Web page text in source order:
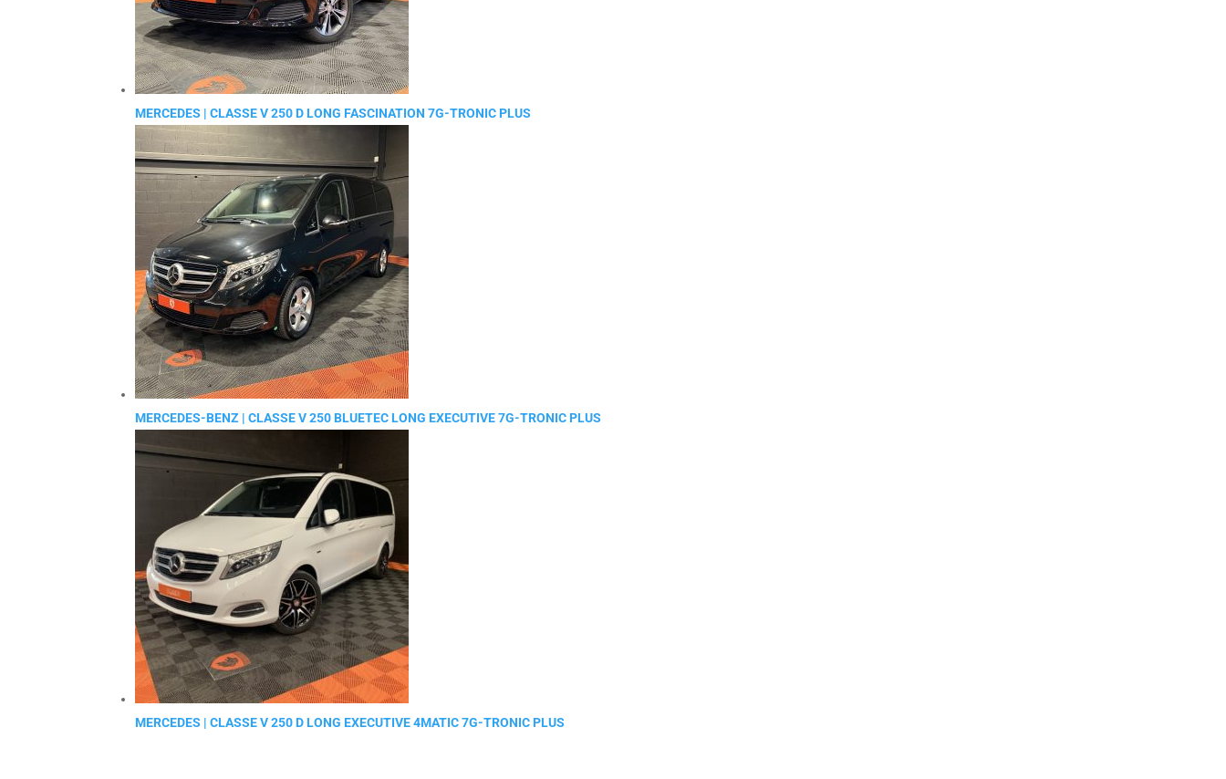
MERCEDES | CLASSE V 250 D LONG FASCINATION 7G-TRONIC PLUS
MERCEDES-BENZ | CLASSE V 250 BLUETEC LONG EXECUTIVE 7G-TRONIC PLUS
MERCEDES | CLASSE V 250 D LONG EXECUTIVE 4MATIC 7G-TRONIC PLUS